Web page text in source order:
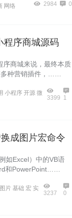
网络 2984 0
程序商城源码
序商城来说，最终本质
种营销插件，……
小程序 开源 微
3399 1
成图片宏命令
如Excel）中的VB语
和PowerPoint……
图片 基础 宏 实
3237 0